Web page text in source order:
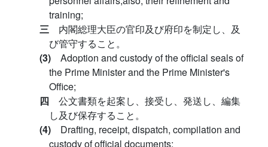
training;
三 内閣総理大臣の官印及び府印を制定し、及
び管守すること。
(3) Adoption and custody of the official seals of
the Prime Minister and the Prime Minister's
Office;
四 公文書類を起案し、接受し、発送し、編集
し及び保存すること。
(4) Drafting, receipt, dispatch, compilation and
custody of official documents;